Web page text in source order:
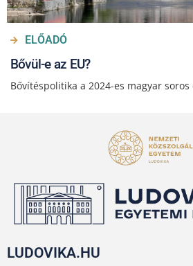
ELŐADÓ
Bővül-e az EU?
Bővítéspolitika a 2024-es magyar
LUDOVIKA.HU